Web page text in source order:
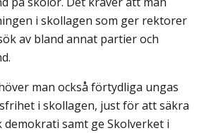
i skollagen som ger rektorer
av bland annat partier och
man också förtydliga ungas
i skollagen, just för att säkra
samt ge Skolverket i